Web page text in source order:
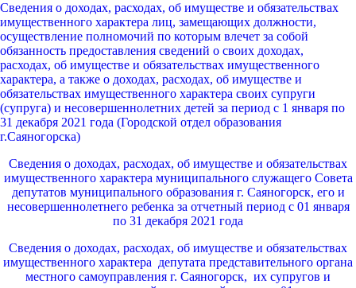
Сведения о доходах, расходах, об имуществе и обязательствах
имущественного характера лиц, замещающих должности,
осуществление полномочий по которым влечет за собой
обязанность предоставления сведений о своих доходах,
расходах, об имуществе и обязательствах имущественного
характера, а также о доходах, расходах, об имуществе и
обязательствах имущественного характера своих супруги
(супруга) и несовершеннолетних детей за период с 1 января по
31 декабря 2021 года (Городской отдел образования
г.Саяногорска)
Сведения о доходах, расходах, об имуществе и обязательствах
имущественного характера муниципального служащего Совета
депутатов муниципального образования г. Саяногорск, его и
несовершеннолетнего ребенка за отчетный период с 01 января
по 31 декабря 2021 года
Сведения о доходах, расходах, об имуществе и обязательствах
имущественного характера депутата представительного органа
местного самоуправления г. Саяногорск, их супругов и